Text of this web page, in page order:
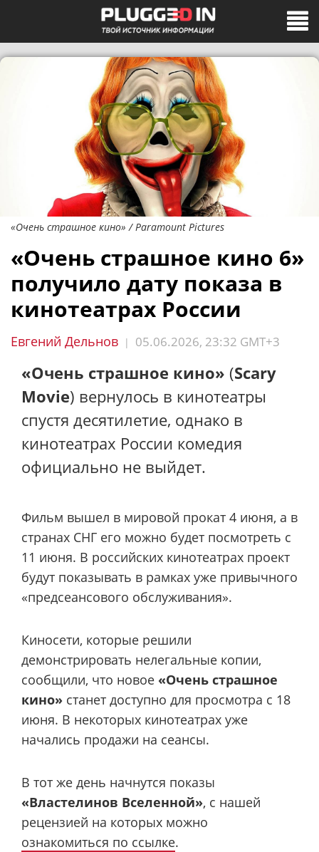
«Очень страшное кино» / Paramount Pictures
«Очень страшное кино 6»
получило дату показа в
кинотеатрах России
Евгений Дельнов | 05.06.2026, 23:32 GMT+3
«Очень страшное кино» (Scary
Movie) вернулось в кинотеатры
спустя десятилетие, однако в
кинотеатрах России комедия
официально не выйдет.
Фильм вышел в мировой прокат 4 июня, а в
странах СНГ его можно будет посмотреть с
11 июня. В российских кинотеатрах проект
будут показывать в рамках уже привычного
«предсеансового обслуживания».
Киносети, которые решили
демонстрировать нелегальные копии,
сообщили, что новое «Очень страшное
кино» станет доступно для просмотра с 18
июня. В некоторых кинотеатрах уже
начались продажи на сеансы.
В тот же день начнутся показы
«Властелинов Вселенной», с нашей
рецензией на которых можно
ознакомиться по ссылке.